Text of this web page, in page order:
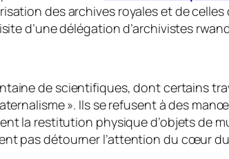
des archives royales et de
d’une délégation d’archivistes
de scientifiques, dont certains
». Ils se refusent à des
la restitution physique d’objets de
pas détourner l’attention du cœur